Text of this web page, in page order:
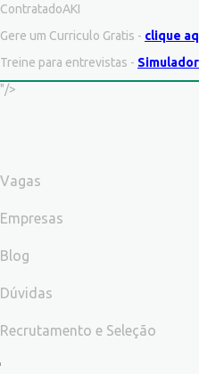
ContratadoAKI
Gere um Curriculo Gratis - clique
Treine para entrevistas -
"/>
Vagas
Empresas
Blog
Dúvidas
Recrutamento e Seleção